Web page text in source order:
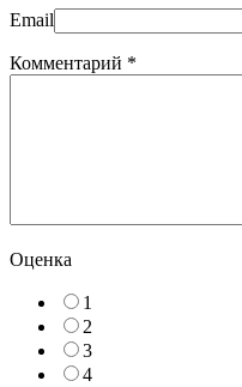
Email
Комментарий *
Оценка
1
2
3
4